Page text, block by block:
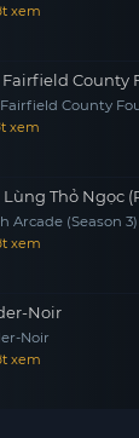
xem
Fairfield County
County
xem
Lùng Thỏ Ngọc
Arcade (Season 3)
xem
Noir
Noir
xem